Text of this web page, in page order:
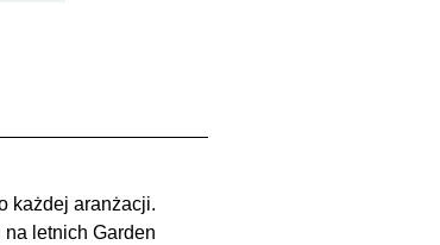
każdej aranżacji.
letnich Garden